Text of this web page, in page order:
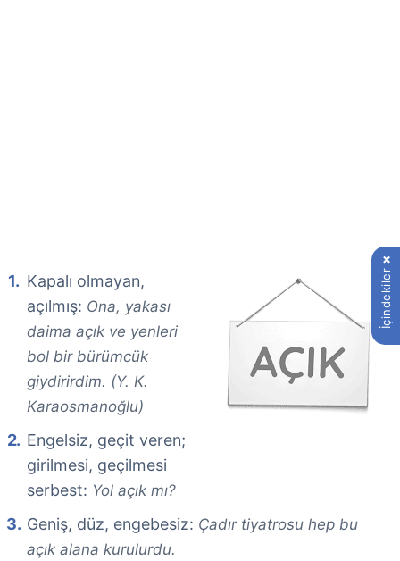
İçindekiler
Kapalı olmayan,
açılmış: Ona, yakası
daima açık ve yenleri
bol bir bürümcük
giydirirdim. (Y. K.
Karaosmanoğlu)
Engelsiz, geçit veren;
girilmesi, geçilmesi
serbest: Yol açık mı?
Geniş, düz, engebesiz: Çadır tiyatrosu hep bu
açık alana kurulurdu.